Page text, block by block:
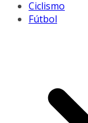
Ciclismo
Fútbol